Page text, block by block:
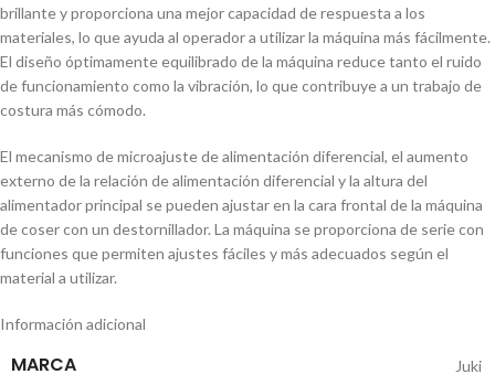
brillante y proporciona una mejor capacidad de respuesta a los
materiales, lo que ayuda al operador a utilizar la máquina más fácilmente.
El diseño óptimamente equilibrado de la máquina reduce tanto el ruido
de funcionamiento como la vibración, lo que contribuye a un trabajo de
costura más cómodo.
El mecanismo de microajuste de alimentación diferencial, el aumento
externo de la relación de alimentación diferencial y la altura del
alimentador principal se pueden ajustar en la cara frontal de la máquina
de coser con un destornillador. La máquina se proporciona de serie con
funciones que permiten ajustes fáciles y más adecuados según el
material a utilizar.
Información adicional
MARCA Juki